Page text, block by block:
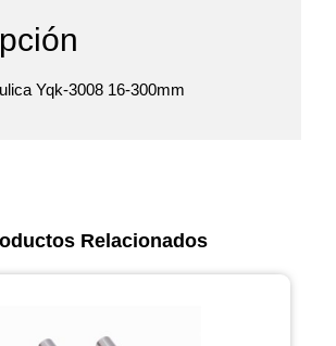
Yqk-3008 16-300mm
Relacionados